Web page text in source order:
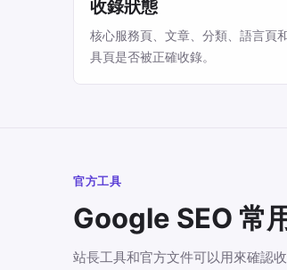
收錄狀態
核心服務頁、文章、分類、語言頁
具頁是否被正確收錄。
官方工具
Google SEO 常
站長工具和官方文件可以用來確認